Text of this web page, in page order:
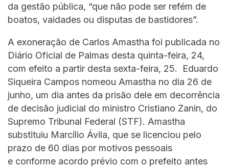
da gestão pública, “que não pode ser refém de
boatos, vaidades ou disputas de bastidores”.
A exoneração de Carlos Amastha foi publicada no
Diário Oficial de Palmas desta quinta-feira, 24,
com efeito a partir desta sexta-feira, 25. Eduardo
Siqueira Campos nomeou Amastha no dia 26 de
junho, um dia antes da prisão dele em decorrência
de decisão judicial do ministro Cristiano Zanin, do
Supremo Tribunal Federal (STF). Amastha
substituiu Marcílio Ávila, que se licenciou pelo
prazo de 60 dias por motivos pessoais
e conforme acordo prévio com o prefeito antes